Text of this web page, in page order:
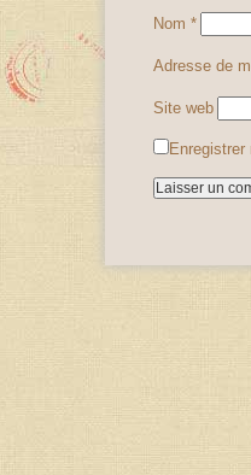
Nom *
Adresse de
Site web